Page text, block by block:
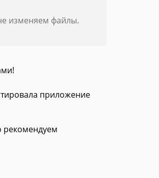
изменяем файлы.
приложение
рекомендуем